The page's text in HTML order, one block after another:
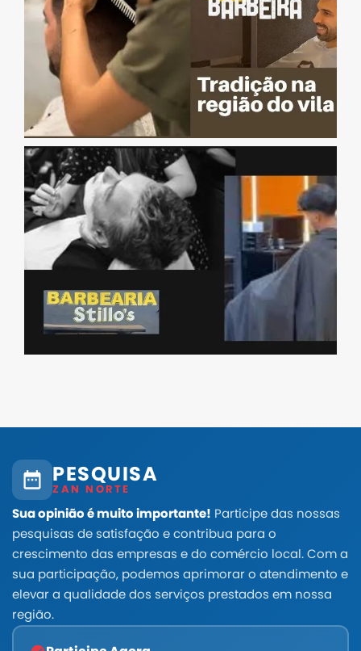
PESQUISA
ZAN NORTE
Sua opinião é muito importante! Participe das nossas
pesquisas de satisfação e contribua para o
crescimento das empresas e do comércio local. Com a
sua participação, podemos aprimorar o atendimento e
elevar a qualidade dos serviços prestados em nossa
região.